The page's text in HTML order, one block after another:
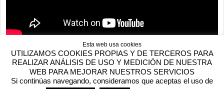
Contactar
Esta web usa cookies
UTILIZAMOS COOKIES PROPIAS Y DE TERCEROS PARA
REALIZAR ANÁLISIS DE USO Y MEDICIÓN DE NUESTRA
WEB PARA MEJORAR NUESTROS SERVICIOS
Si continúas navegando, consideramos que aceptas el uso de